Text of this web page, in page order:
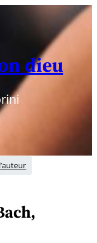
dieu